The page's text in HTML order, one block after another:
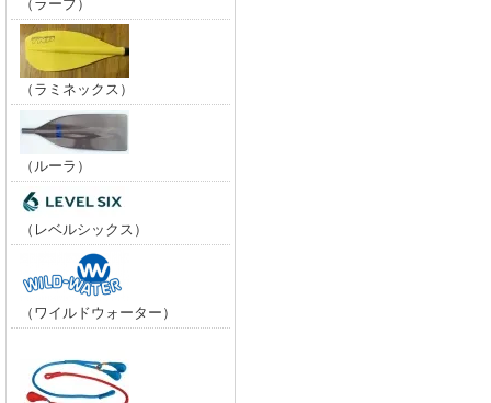
（ラーブ）
（ラミネックス）
（ルーラ）
（レベルシックス）
（ワイルドウォーター）